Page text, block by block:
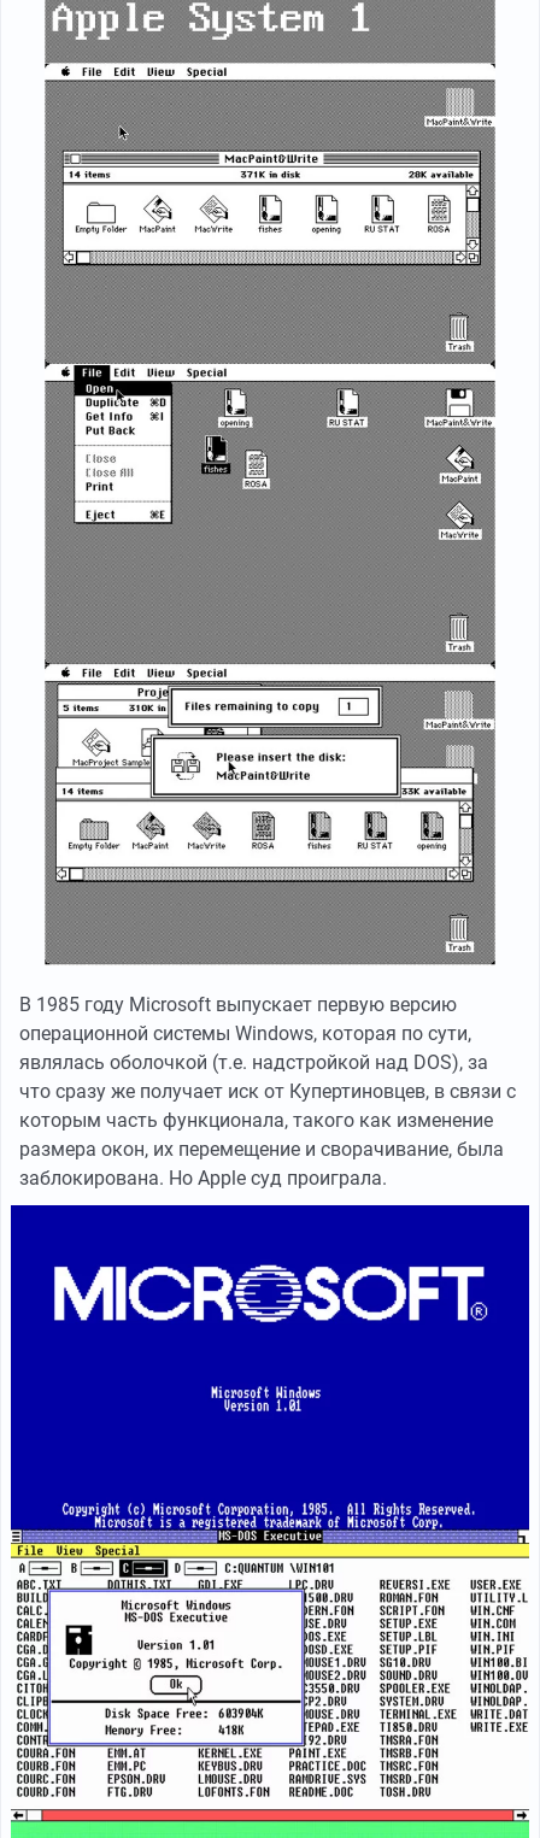
В 1985 году Microsoft выпускает первую версию
операционной системы Windows, которая по сути,
являлась оболочкой (т.е. надстройкой над DOS), за
что сразу же получает иск от Купертиновцев, в связи с
которым часть функционала, такого как изменение
размера окон, их перемещение и сворачивание, была
заблокирована. Но Apple суд проиграла.